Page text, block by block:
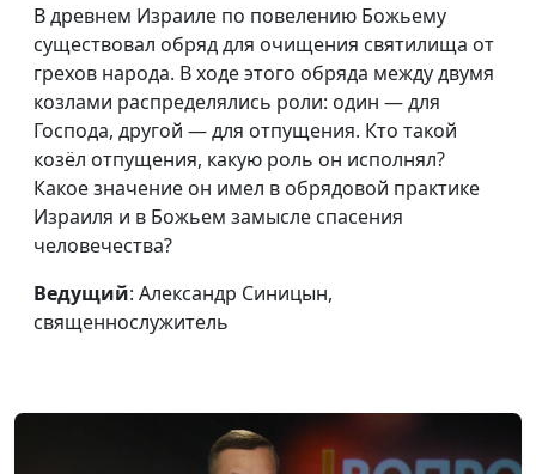
Что делать, если я вдруг
начал сомневаться в
существовании Бога?
Александр Синицын,
священнослужитель
Как справиться с
грехом просмотра
порнографии?
Александр Синицын,
священнослужитель
В церкви меня обидели.
ходить?
Обязан ли христианин
Александр Синицын,
В древнем Израиле по повелению Божьему
существовал обряд для очищения святилища от
грехов народа. В ходе этого обряда между двумя
козлами распределялись роли: один — для
Господа, другой — для отпущения. Кто такой
козёл отпущения, какую роль он исполнял?
Какое значение он имел в обрядовой практике
Израиля и в Божьем замысле спасения
человечества?
Ведущий: Александр Синицын,
священнослужитель